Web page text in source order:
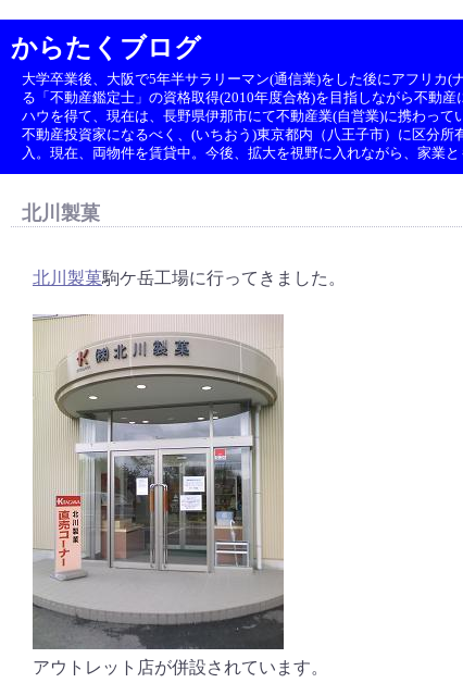
からたくブログ
大学卒業後、大阪で5年半サラリーマン(通信業)をした後にアフリカ
る「不動産鑑定士」の資格取得(2010年度合格)を目指しながら不動
ハウを得て、現在は、長野県伊那市にて不動産業(自営業)に携わって
不動産投資家になるべく、(いちおう)東京都内（八王子市）に区分
入。現在、両物件を賃貸中。今後、拡大を視野に入れながら、家業
北川製菓
北川製菓駒ケ岳工場に行ってきました。
アウトレット店が併設されています。